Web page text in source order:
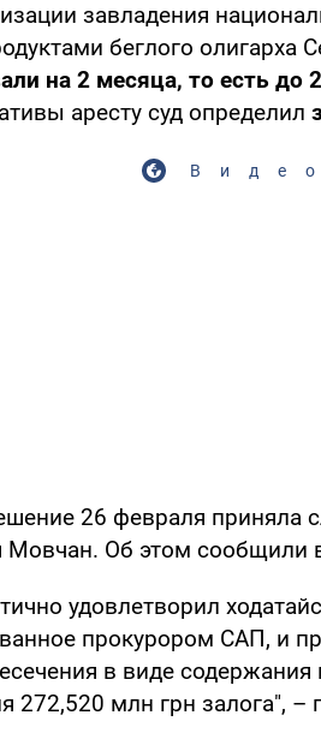
завладения
беглого олигарха
на 2 месяца, то есть до
аресту суд определил
26 февраля приняла
Мовчан. Об этом сообщили
удовлетворил
прокурором САП, и
в виде содержания
272,520 млн грн залога", –